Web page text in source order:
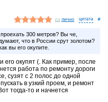
лично #
300 метров? Вы че,
что в России срут золотом?
вы его окупите.
его окупят (. Как пример, после
работа по ремонту дороги
сузят с 2 полос до одной
в узкий проем, и ремонт
тогда-то и начнется